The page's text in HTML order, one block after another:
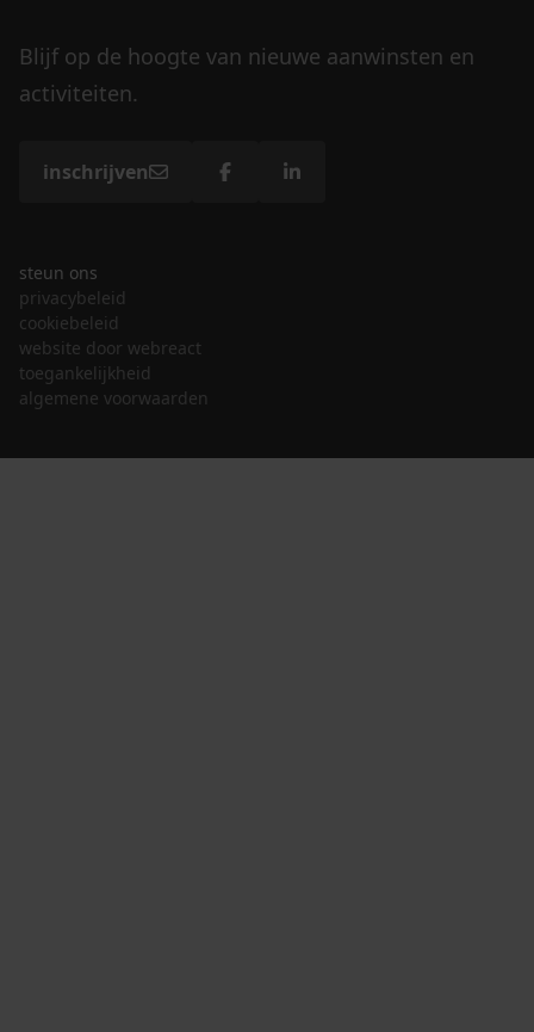
Blijf op de hoogte van nieuwe aanwinsten en
activiteiten.
inschrijven
steun ons
privacybeleid
cookiebeleid
website door webreact
toegankelijkheid
algemene voorwaarden